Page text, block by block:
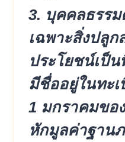
3. บุคคลธรรม
เฉพาะสิ่งปลูก
ประโยชน์เป็
มีชื่ออยู่ในทะ
1 มกราคมขอ
หักมูลค่าฐาน